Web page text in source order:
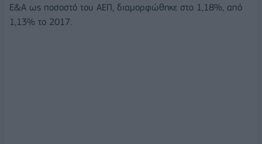
Ε&Α ως ποσοστό του ΑΕΠ, διαμορφώθηκε στο 1,18%, από
1,13% το 2017.